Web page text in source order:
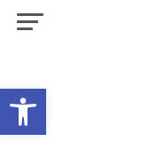
Open toolbar